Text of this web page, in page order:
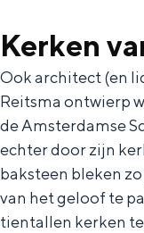
Kerken
Ook architect (en
Reitsma ontwierp
de Amsterdamse
echter door zijn
baksteen bleken
van het geloof te
tientallen kerken